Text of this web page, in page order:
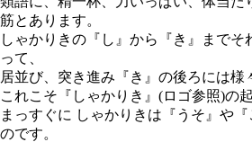
筋とあります。
しゃかりきの『し』から『き』までそ
って、
居並び、突き進み『き』の後ろには様
これこそ『しゃかりき』(ロゴ参照)の
まっすぐに しゃかりきは『うそ』や
のです。